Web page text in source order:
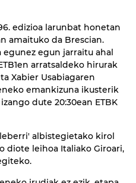
edizioa larunbat honetan
amaituko da Brescian.
egun jarraitu ahal
arratsaldeko hirurak
Xabier Usabiagaren
emankizuna ikusterik
dute 20:30ean ETBK
albistegietako kirol
diote leihoa Italiako Giroari,